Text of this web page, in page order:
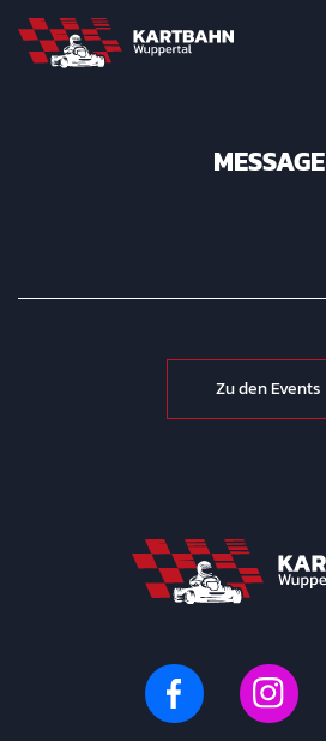
MESSAGE
Zu den Events